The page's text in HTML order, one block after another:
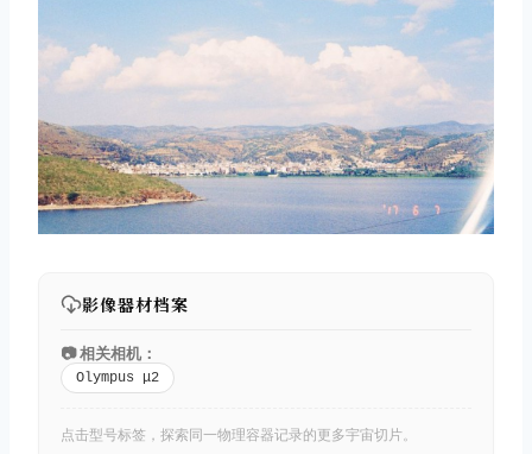
影像器材档案
📷 相关相机：
Olympus μ2
点击型号标签，探索同一物理容器记录的更多宇宙切片。